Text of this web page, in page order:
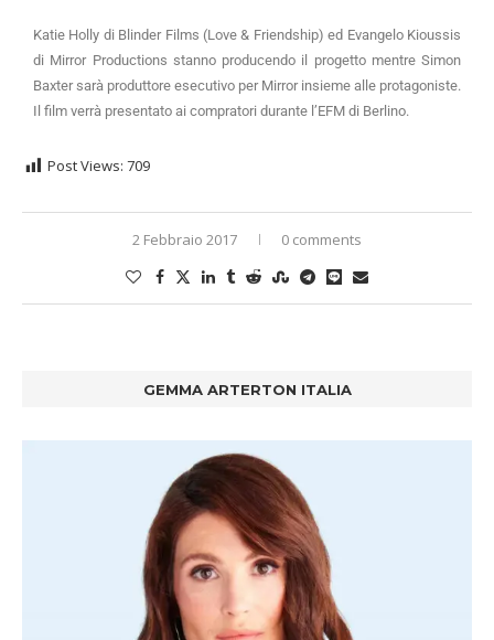
Katie Holly di Blinder Films (Love & Friendship) ed Evangelo Kioussis
di Mirror Productions stanno producendo il progetto mentre Simon
Baxter sarà produttore esecutivo per Mirror insieme alle protagoniste.
Il film verrà presentato ai compratori durante l’EFM di Berlino.
Post Views: 709
2 Febbraio 2017 0 comments
GEMMA ARTERTON ITALIA